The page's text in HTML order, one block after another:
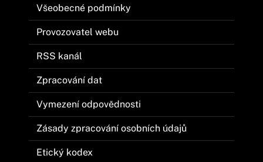
Všeobecné podmínky
Provozovatel webu
RSS kanál
Zpracování dat
Vymezení odpovědnosti
Zásady zpracování osobních údajů
Etický kodex